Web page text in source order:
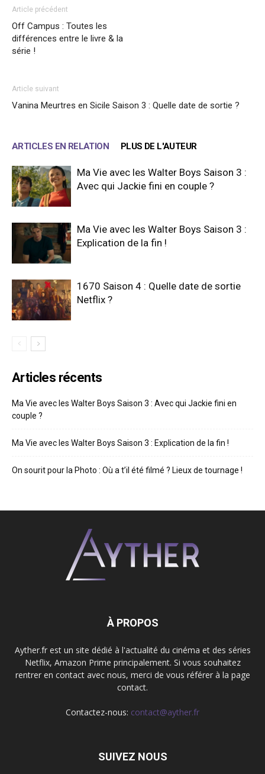
Article précédent
Off Campus : Toutes les
différences entre le livre & la
série !
Article suivant
Vanina Meurtres en Sicile Saison 3 : Quelle date de sortie ?
ARTICLES EN RELATION PLUS DE L'AUTEUR
Ma Vie avec les Walter Boys Saison 3 :
Avec qui Jackie fini en couple ?
Ma Vie avec les Walter Boys Saison 3 :
Explication de la fin !
1670 Saison 4 : Quelle date de sortie
Netflix ?
Articles récents
Ma Vie avec les Walter Boys Saison 3 : Avec qui Jackie fini en
couple ?
Ma Vie avec les Walter Boys Saison 3 : Explication de la fin !
On sourit pour la Photo : Où a t’il été filmé ? Lieux de tournage !
À PROPOS
Ayther.fr est un site dédié à l'actualité du cinéma et des séries
Netflix, Amazon Prime principalement. Si vous souhaitez
rentrer en contact avec nous, merci de vous référer à la page
contact.
Contactez-nous: contact@ayther.fr
SUIVEZ NOUS